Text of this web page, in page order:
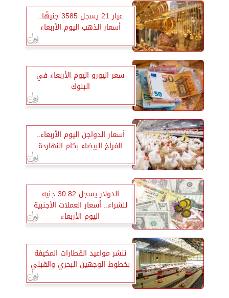
عيار 21 يسجل 3585 جنيهًا..
أسعار الذهب اليوم الأربعاء
سعر اليورو اليوم الأربعاء في
البنوك
أسعار الدواجن اليوم الأربعاء..
الفراخ البيضاء بكام النهاردة
الدولار يسجل 30.82 جنيه
للشراء.. أسعار العملات الأجنبية
اليوم الأربعاء
ننشر مواعيد القطارات المكيفة
بخطوط الوجهين البحري والقبلي